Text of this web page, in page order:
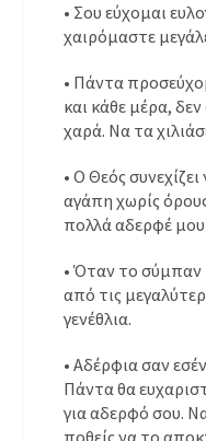
• Σου εύχομαι
χαιρόμαστε
• Πάντα
και κάθε μέρα,
χαρά. Να τα
• Ο Θεός
αγάπη χωρίς
πολλά αδερφέ
• Όταν το σύμπαν
από τις
γενέθλια.
• Αδέρφια σαν
Πάντα θα
για αδερφό σου.
ποθείς να το